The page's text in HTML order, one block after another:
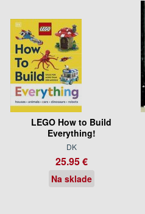
LEGO How to Build
Everything!
DK
25.95 €
Na sklade